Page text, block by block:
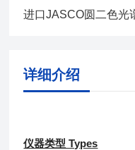
详细介绍
仪器类型 Types